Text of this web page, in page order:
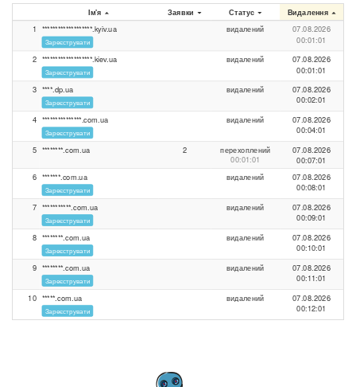
Ім'я Заявки Статус
Видалення
1
*******************.kyiv.ua
Зареєструвати
видалений 07.08.2026
00:01:01
2 *******************.kiev.ua
Зареєструвати
видалений 07.08.2026
00:01:01
3 ****.dp.ua
Зареєструвати
видалений 07.08.2026
00:02:01
4 ***************.com.ua
Зареєструвати
видалений 07.08.2026
00:04:01
5 ********.com.ua 2 перехоплений
00:01:01
07.08.2026
00:07:01
6 *******.com.ua
Зареєструвати
видалений
07.08.2026
00:08:01
7 ***********.com.ua
Зареєструвати
видалений
07.08.2026
00:09:01
8 ********.com.ua
Зареєструвати
видалений
07.08.2026
00:10:01
9 ********.com.ua
Зареєструвати
видалений
07.08.2026
00:11:01
10 *****.com.ua
Зареєструвати
видалений 07.08.2026
00:12:01